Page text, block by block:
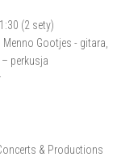
(2 sety)
Gootjes - gitara,
perkusja
& Productions